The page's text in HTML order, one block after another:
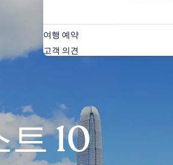
여행 예약
고객 의견
10